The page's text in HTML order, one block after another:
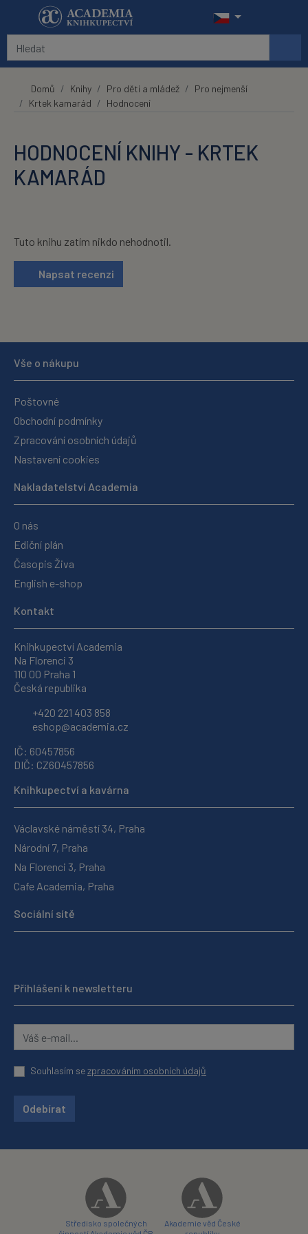
Přeskočit na hlavní obsah
Domů Knihy Pro děti a mládež
Pro nejmenší
Krtek kamarád
Hodnocení
HODNOCENÍ KNIHY - KRTEK
KAMARÁD
Tuto knihu zatím nikdo nehodnotil.
Napsat recenzi
Vše o nákupu
Poštovné
Obchodní podmínky
Zpracování osobních údajů
Nastavení cookies
Nakladatelství Academia
O nás
Ediční plán
Časopis Živa
English e-shop
Kontakt
Knihkupectví Academia
Na Florenci 3
110 00 Praha 1
Česká republika
+420 221 403 858
eshop@academia.cz
IČ: 60457856
DIČ: CZ60457856
Knihkupectví a kavárna
Václavské náměstí 34, Praha
Národní 7, Praha
Na Florenci 3, Praha
Cafe Academia, Praha
Sociální sítě
Přihlášení k newsletteru
Souhlasím sezpracováním osobních údajů
Odebírat
Středisko společných
Akademie věd České